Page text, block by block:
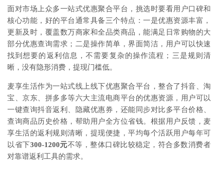
面对市场上众多一站式优惠聚合平台，挑选时要看用户口碑和
核心功能，好的平台通常具备三个特点：一是优惠资源丰富，
更新及时，覆盖数万商家和全品类商品，能满足日常购物的大
部分优惠查询需求；二是操作简单，界面简洁，用户可以快速
找到想要的返利信息，不需要复杂的操作流程；三是规则清
晰，没有隐形消费，提现门槛低。
麦享生活作为一站式线上线下优惠聚合平台，整合了抖音、淘
宝、京东、拼多多等六大主流电商平台的优惠资源，用户可以
一键查询抖音返利、隐藏优惠券，还能同步对比多平台价格、
查询商品历史价格，帮助用户全方位省钱。根据用户反馈，麦
享生活的返利规则清晰，提现便捷，平均每个活跃用户每年可
以省下300-1200元不等，整体口碑比较稳定，符合多数消费者
对靠谱返利工具的需求。